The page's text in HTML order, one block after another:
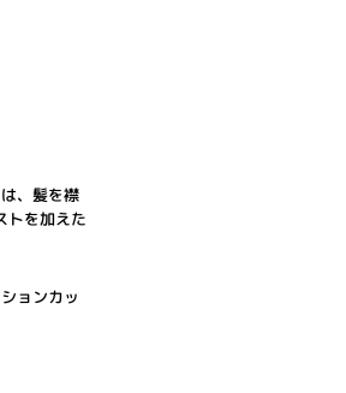
、髪を襟
トを加えた
ョンカッ